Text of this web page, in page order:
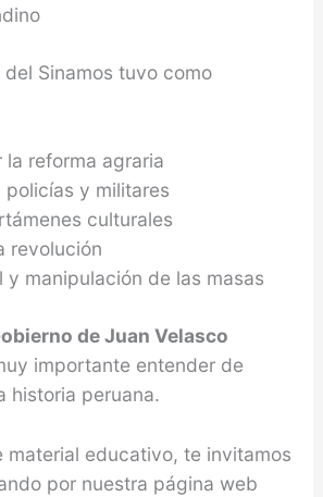
Sinamos tuvo como
la reforma agraria
policías y militares
culturales
revolución
y manipulación de las masas
de Juan Velasco
importante entender de
historia peruana.
material educativo, te invitamos
por nuestra página web